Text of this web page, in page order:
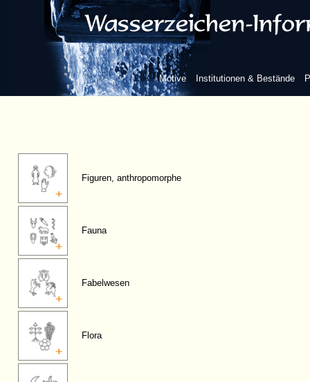
Motive Institutionen & Bestände
Figuren, anthropomorphe
Fauna
Fabelwesen
Flora